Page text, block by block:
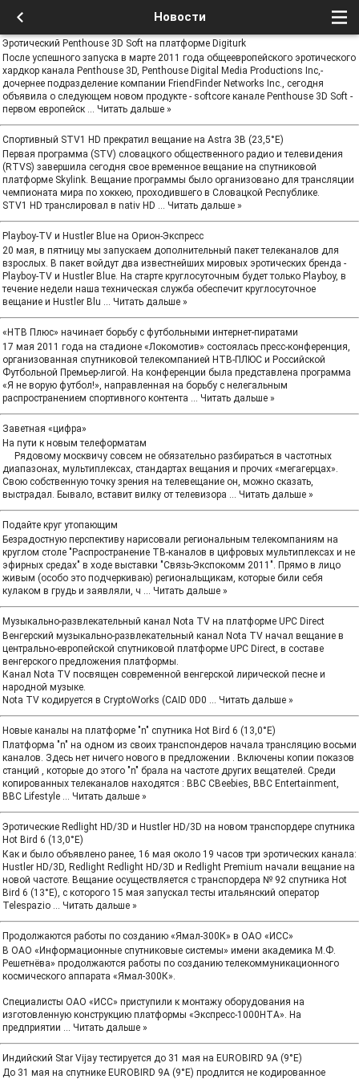
Новости
Эротический Penthouse 3D Soft на платформе Digiturk
После успешного запуска в марте 2011 года общеевропейского эротического
хардкор канала Penthouse 3D, Penthouse Digital Media Productions Inc,-
дочернее подразделение компании FriendFinder Networks Inc., сегодня
объявила о следующем новом продукте - softcore канале Penthouse 3D Soft -
первом европейск ... Читать дальше »
Спортивный STV1 HD прекратил вещание на Astra 3B (23,5°E)
Первая программа (STV) словацкого общественного радио и телевидения
(RTVS) завершила сегодня свое временное вещание на спутниковой
платформе Skylink. Вещание программы было организовано для трансляции
чемпионата мира по хоккею, проходившего в Словацкой Республике.
STV1 HD транслировал в nativ HD ... Читать дальше »
Playboy-TV и Hustler Blue на Орион-Экспресс
20 мая, в пятницу мы запускаем дополнительный пакет телеканалов для
взрослых. В пакет войдут два известнейших мировых эротических бренда -
Playboy-TV и Hustler Blue. На старте круглосуточным будет только Playboy, в
течение недели наша техническая служба обеспечит круглосуточное
вещание и Hustler Blu ... Читать дальше »
«НТВ Плюс» начинает борьбу с футбольными интернет-пиратами
17 мая 2011 года на стадионе «Локомотив» состоялась пресс-конференция,
организованная спутниковой телекомпанией НТВ-ПЛЮС и Российской
Футбольной Премьер-лигой. На конференции была представлена программа
«Я не ворую футбол!», направленная на борьбу с нелегальным
распространением спортивного контента ... Читать дальше »
Заветная «цифра»
На пути к новым телеформатам
Рядовому москвичу совсем не обязательно разбираться в частотных
диапазонах, мультиплексах, стандартах вещания и прочих «мегагерцах».
Свою собственную точку зрения на телевещание он, можно сказать,
выстрадал. Бывало, вставит вилку от телевизора ... Читать дальше »
Подайте круг утопающим
Безрадостную перспективу нарисовали региональным телекомпаниям на
круглом столе "Распространение ТВ-каналов в цифровых мультиплексах и не
эфирных средах" в ходе выставки "Связь-Экспокомм 2011". Прямо в лицо
живым (особо это подчеркиваю) региональщикам, которые били себя
кулаком в грудь и заявляли, ч ... Читать дальше »
Музыкально-развлекательный канал Nota TV на платформе UPC Direct
Венгерский музыкально-развлекательный канал Nota TV начал вещание в
центрально-европейской спутниковой платформе UPC Direct, в составе
венгерского предложения платформы.
Канал Nota TV посвящен современной венгерской лирической песне и
народной музыке.
Nota TV кодируется в CryptoWorks (CAID 0D0 ... Читать дальше »
Новые каналы на платформе "n" спутника Hot Bird 6 (13,0°E)
Платформа "n" нa одном из своих транспондеров начала трансляцию восьми
каналов. Здесь нет ничего нового в предложении . Включены копии показов
станций , которые до этого "n" брала на частоте других вещателей. Среди
копированных телеканалов находятся : BBC CBeebies, BBC Entertainment,
BBC Lifestyle ... Читать дальше »
Эротические Redlight HD/3D и Hustler HD/3D на новом транспордере спутника
Hot Bird 6 (13,0°E)
Как и было объявлено ранее, 16 мая около 19 часов три эротических канала:
Hustler HD/3D, Redlight Redlight HD/3D и Redlight Premium начали вещание на
новой частоте. Вещание осуществляется с транспордера № 92 спутника Hot
Bird 6 (13°E), с которого 15 мая запускал тесты итальянский оператор
Telespazio ... Читать дальше »
Продолжаются работы по созданию «Ямал-300К» в ОАО «ИСС»
В ОАО «Информационные спутниковые системы» имени академика М.Ф.
Решетнёва» продолжаются работы по созданию телекоммуникационного
космического аппарата «Ямал-300К».
Специалисты ОАО «ИСС» приступили к монтажу оборудования на
изготовленную конструкцию платформы «Экспресс-1000HTA». На
предприятии ... Читать дальше »
Индийский Star Vijay тестируется до 31 мая на EUROBIRD 9A (9°E)
До 31 мая на спутнике EUROBIRD 9A (9°E) продлится не кодированное